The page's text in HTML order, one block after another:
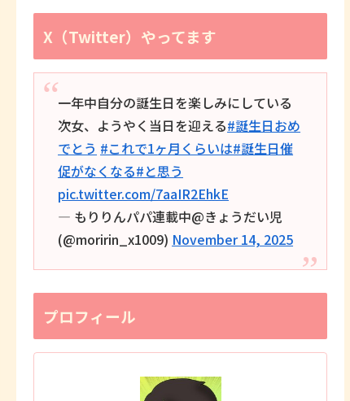
X（Twitter）やってます
一年中自分の誕生日を楽しみにしている
次女、ようやく当日を迎える#誕生日おめ
でとう #これで1ヶ月くらいは#誕生日催
促がなくなる#と思う
pic.twitter.com/7aaIR2EhkE
— もりりんパパ連載中@きょうだい児
(@moririn_x1009) November 14, 2025
プロフィール